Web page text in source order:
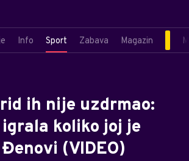
Info Sport Zabava Magazin
ih nije uzdrmao:
koliko joj je
(VIDEO)